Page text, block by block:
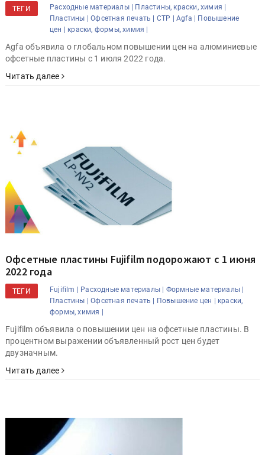
ТЕГИ Расходные материалы | Пластины, краски, химия |
Пластины | Офсетная печать | CTP | Agfa | Повышение
цен | краски, формы, химия |
Agfa объявила о глобальном повышении цен на алюминиевые
офсетные пластины с 1 июля 2022 года.
Читать далее
Офсетные пластины Fujifilm подорожают с 1 июня
2022 года
ТЕГИ Fujifilm | Расходные материалы |
Формные материалы |
Пластины |
Офсетная печать | Повышение цен |
краски,
формы, химия |
Fujifilm объявила о повышении цен на офсетные пластины. В
процентном выражении объявленный рост цен будет
двузначным.
Читать далее